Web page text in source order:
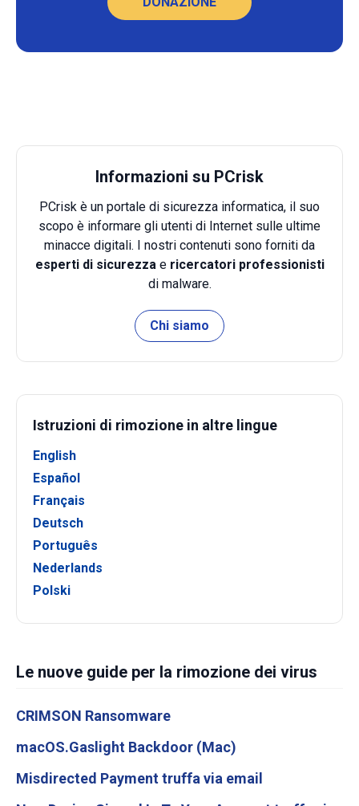
Informazioni su PCrisk
PCrisk è un portale di sicurezza informatica, il suo
scopo è informare gli utenti di Internet sulle ultime
minacce digitali. I nostri contenuti sono forniti da
esperti di sicurezzae ricercatori professionisti
di malware.
Chi siamo
Istruzioni di rimozione in altre lingue
English
Español
Français
Deutsch
Português
Nederlands
Polski
Le nuove guide per la rimozione dei virus
CRIMSON Ransomware
macOS.Gaslight Backdoor (Mac)
Misdirected Payment truffa via email